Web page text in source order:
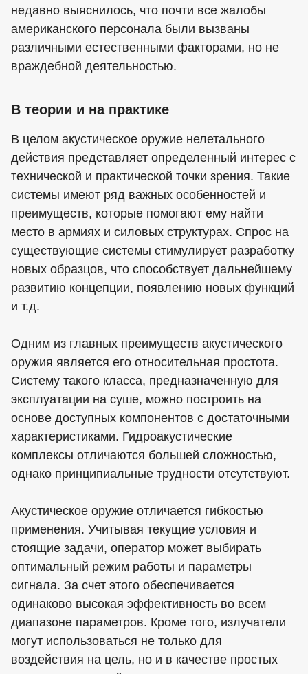
недавно выяснилось, что почти все жалобы
американского персонала были вызваны
различными естественными факторами, но не
враждебной деятельностью.
В теории и на практике
В целом акустическое оружие нелетального
действия представляет определенный интерес с
технической и практической точки зрения. Такие
системы имеют ряд важных особенностей и
преимуществ, которые помогают ему найти
место в армиях и силовых структурах. Спрос на
существующие системы стимулирует разработку
новых образцов, что способствует дальнейшему
развитию концепции, появлению новых функций
и т.д.
Одним из главных преимуществ акустического
оружия является его относительная простота.
Систему такого класса, предназначенную для
эксплуатации на суше, можно построить на
основе доступных компонентов с достаточными
характеристиками. Гидроакустические
комплексы отличаются большей сложностью,
однако принципиальные трудности отсутствуют.
Акустическое оружие отличается гибкостью
применения. Учитывая текущие условия и
стоящие задачи, оператор может выбирать
оптимальный режим работы и параметры
сигнала. За счет этого обеспечивается
одинаково высокая эффективность во всем
диапазоне параметров. Кроме того, излучатели
могут использоваться не только для
воздействия на цель, но и в качестве простых